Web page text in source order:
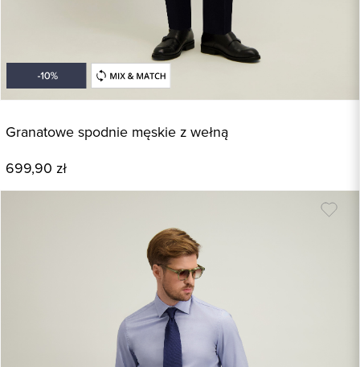
Granatowe spodnie męskie z wełną
699,90 zł